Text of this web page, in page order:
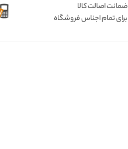
ضمانت اصالت کالا
برای تمام اجناس فروشگاه